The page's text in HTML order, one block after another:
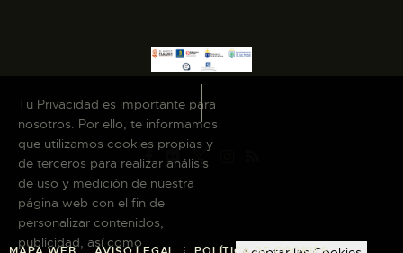
Tu Privacidad es importante para
nosotros. Por ello, te informamos
que utilizamos cookies propias y
de terceros para realizar análisis
de uso y medición de nuestra
página web con el fin de
personalizar contenidos,
publicidad, así como